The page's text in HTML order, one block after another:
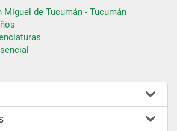
Miguel de Tucumán - Tucumán